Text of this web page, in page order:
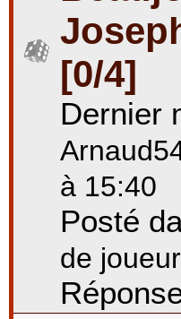
[0/4]
Dernier
à 15:40
Posté
de